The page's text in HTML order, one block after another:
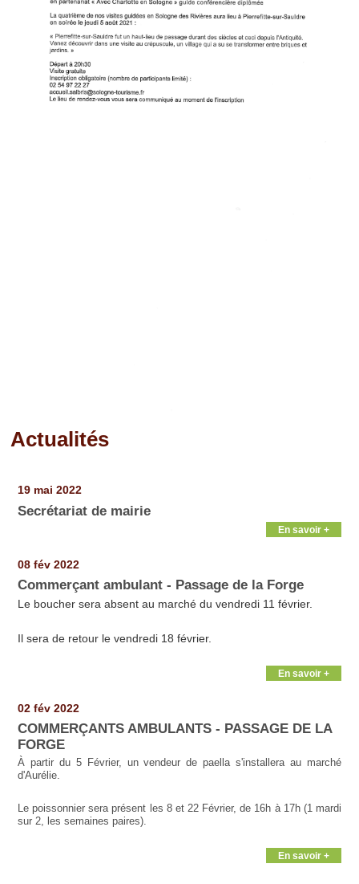
Actualités
19 mai 2022
Secrétariat de mairie
En savoir +
08 fév 2022
Commerçant ambulant - Passage de la Forge
Le boucher sera absent au marché du vendredi 11 février.
Il sera de retour le vendredi 18 février.
En savoir +
02 fév 2022
COMMERÇANTS AMBULANTS - PASSAGE DE LA
FORGE
À partir du 5 Février, un vendeur de paella s'installera au marché
d'Aurélie.
Le poissonnier sera présent les 8 et 22 Février, de 16h à 17h (1 mardi
sur 2, les semaines paires).
En savoir +
Pages